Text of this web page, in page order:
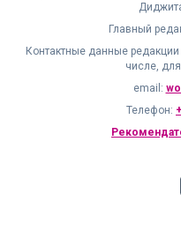
Главный
Контактные данные
числе,
email:
Телефон: